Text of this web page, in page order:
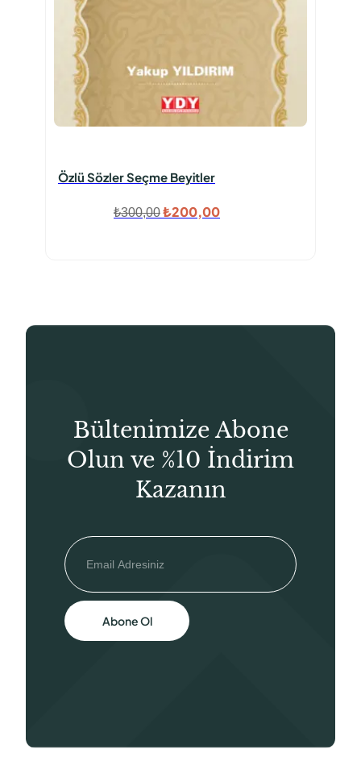
Özlü Sözler Seçme Beyitler
₺300,00Orijinal
₺200,00Şu
Bültenimize Abone
Olun ve %10 İndirim
Kazanın
Abone Ol